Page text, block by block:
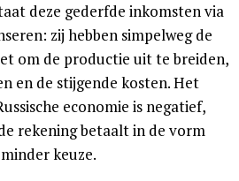
deze gederfde inkomsten via
zij hebben simpelweg de
om de productie uit te breiden,
en de stijgende kosten. Het
economie is negatief,
rekening betaalt in de vorm
keuze.